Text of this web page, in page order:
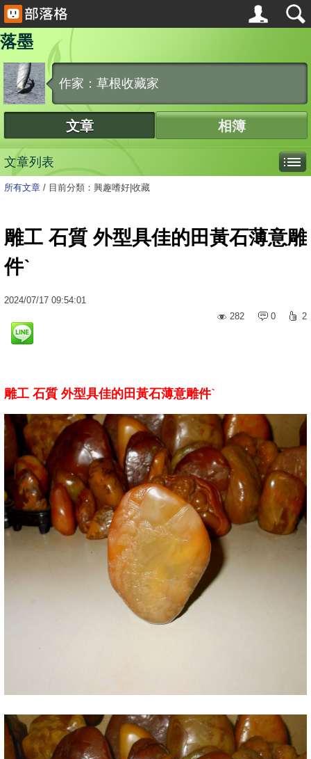
落墨
作家：草根收藏家
文章 相簿
文章列表
所有文章 / 目前分類：興趣嗜好|收藏
雕工 石質 外型具佳的田黃石薄意雕
件ˋ
2024/07/17 09:54:01
282
0 2
雕工 石質 外型具佳的田黃石薄意雕件ˋ